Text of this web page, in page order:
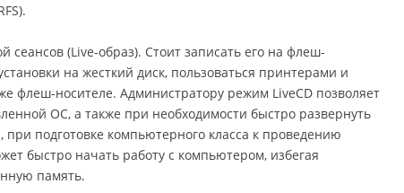
сеансов (Live-образ). Стоит записать его на флеш-
на жесткий диск, пользоваться принтерами и
флеш-носителе. Администратору режим LiveCD позволяет
ОС, а также при необходимости быстро развернуть
подготовке компьютерного класса к проведению
быстро начать работу с компьютером, избегая
память.